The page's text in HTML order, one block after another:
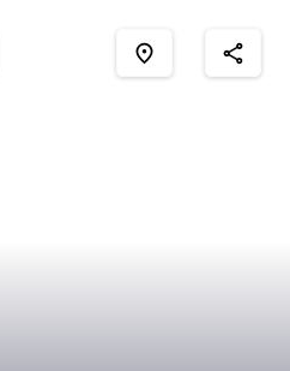
place share